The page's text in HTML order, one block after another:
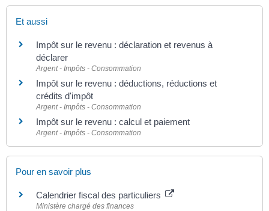
Et aussi
Impôt sur le revenu : déclaration et revenus à
déclarer
Argent - Impôts - Consommation
Impôt sur le revenu : déductions, réductions et
crédits d'impôt
Argent - Impôts - Consommation
Impôt sur le revenu : calcul et paiement
Argent - Impôts - Consommation
Pour en savoir plus
Calendrier fiscal des particuliers
Ministère chargé des finances